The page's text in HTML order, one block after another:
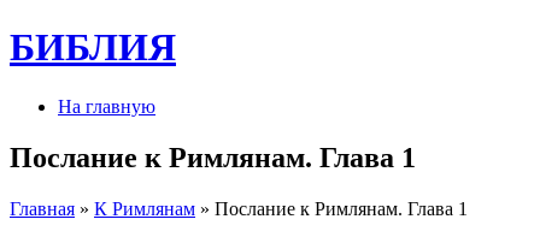
БИБЛИЯ
На главную
Послание к Римлянам. Глава 1
Главная » К Римлянам » Послание к Римлянам. Глава 1